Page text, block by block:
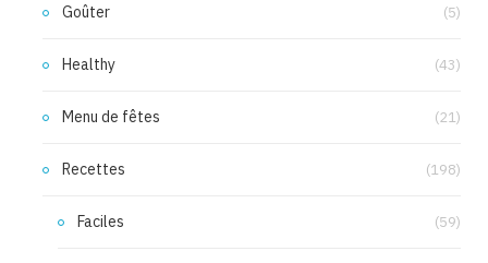
Goûter (5)
Healthy (43)
Menu de fêtes (21)
Recettes (198)
Faciles (59)